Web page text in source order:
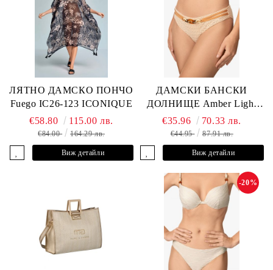
ЛЯТНО ДАМСКО ПОНЧО
Fuego IC26-123 ICONIQUE
€58.80
115.00 лв.
€84.00 164.29 лв.
Виж детайли
ДАМСКИ БАНСКИ
ДОЛНИЩЕ Amber Light
L2605-Z-MCB MARC &
ANDRE
€35.96 70.33 лв.
€44.95 87.91 лв.
Виж детайли
-20%